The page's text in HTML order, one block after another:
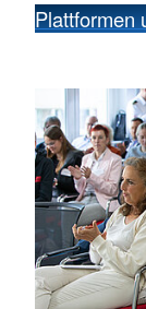
Plattformen